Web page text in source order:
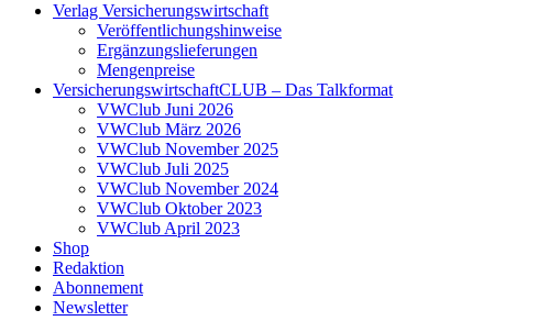
Verlag Versicherungswirtschaft
Veröffentlichungshinweise
Ergänzungslieferungen
Mengenpreise
VersicherungswirtschaftCLUB – Das Talkformat
VWClub Juni 2026
VWClub März 2026
VWClub November 2025
VWClub Juli 2025
VWClub November 2024
VWClub Oktober 2023
VWClub April 2023
Shop
Redaktion
Abonnement
Newsletter